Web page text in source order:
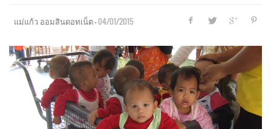
แม่แก้ว ออมสินดอทเน็ต—04/01/2015